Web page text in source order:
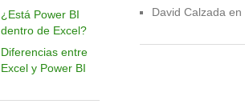
¿Está Power BI
dentro de Excel?
Diferencias entre
Excel y Power BI
David Calzada en